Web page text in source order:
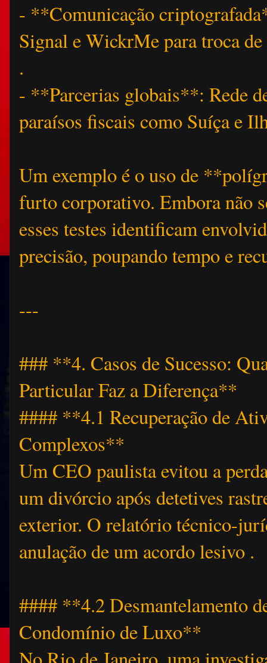
- **Comunicação
Signal e WickrMe para troca
.
- **Parcerias globais**: Rede
paraísos fiscais como Suíça e
Um exemplo é o uso de
furto corporativo. Embora não
esses testes identificam
precisão, poupando tempo e
---
### **4. Casos de Sucesso:
Particular Faz a Diferença**
#### **4.1 Recuperação de
Complexos**
Um CEO paulista evitou a
um divórcio após detetives
exterior. O relatório técnico-
anulação de um acordo lesivo .
#### **4.2 Desmantelamento
Condomínio de Luxo**